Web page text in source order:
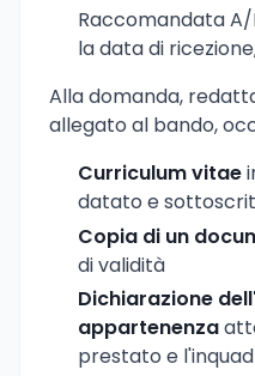
Raccomandata
la data di
Alla domanda,
allegato al bando,
Curriculum vitae
datato e
Copia di un
di validità
Dichiarazione
appartenenza
prestato e